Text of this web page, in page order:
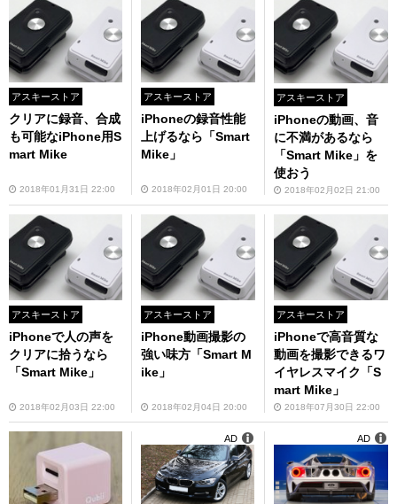
アスキーストア
クリアに録音、合成
も可能なiPhone用S
mart Mike
2018年01月31日 22:00
アスキーストア
iPhoneの録音性能
上げるなら「Smart
Mike」
2018年02月01日 20:00
アスキーストア
iPhoneの動画、音
に不満があるなら
「Smart Mike」を
使おう
2018年02月02日 21:00
アスキーストア
iPhoneで人の声を
クリアに拾うなら
「Smart Mike」
2018年02月03日 22:00
アスキーストア
iPhone動画撮影の
強い味方「Smart M
ike」
2018年02月04日 20:00
アスキーストア
iPhoneで高音質な
動画を撮影できるワ
イヤレスマイク「S
mart Mike」
2018年07月30日 22:00
AD AD